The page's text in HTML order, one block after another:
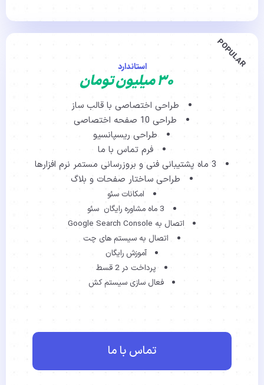
POPULAR استاندارد
۳۰ میلیون تومان
طراحی اختصاصی با قالب ساز
طراحی 10 صفحه اختصاصی
طراحی ریسپانسیو
فرم تماس با ما
3 ماه پشتیبانی فنی و بروزرسانی مستمر نرم افزارها
طراحی ساختار صفحات و بلاگ
امکانات سئو
3 ماه مشاوره رایگان سئو
اتصال به Google Search Console
اتصال به سیستم های چت
آموزش رایگان
پرداخت در 2 قسط
فعال سازی سیستم کش
تماس با ما